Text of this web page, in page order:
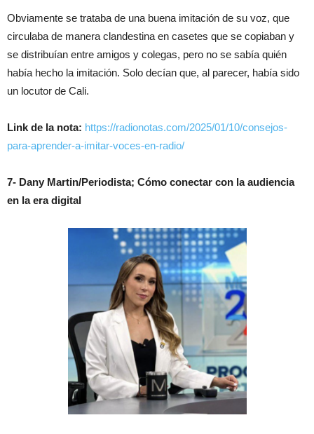
Obviamente se trataba de una buena imitación de su voz, que
circulaba de manera clandestina en casetes que se copiaban y
se distribuían entre amigos y colegas, pero no se sabía quién
había hecho la imitación. Solo decían que, al parecer, había sido
un locutor de Cali.
Link de la nota: https://radionotas.com/2025/01/10/consejos-
para-aprender-a-imitar-voces-en-radio/
7- Dany Martin/Periodista; Cómo conectar con la audiencia
en la era digital